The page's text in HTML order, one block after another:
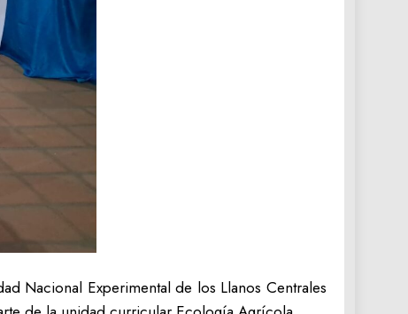
Nacional Experimental de los Llanos Centrales